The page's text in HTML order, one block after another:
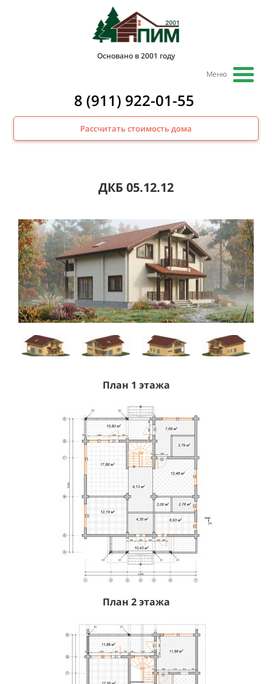
Основано в 2001 году
Меню
8 (911) 922-01-55
Рассчитать стоимость дома
ДКБ 05.12.12
План 1 этажа
План 2 этажа